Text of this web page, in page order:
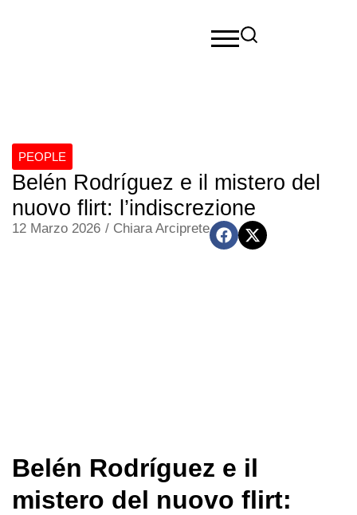
PEOPLE
Belén Rodríguez e il mistero del
nuovo flirt: l’indiscrezione
12 Marzo 2026 / Chiara Arciprete
Belén Rodríguez e il
mistero del nuovo flirt: